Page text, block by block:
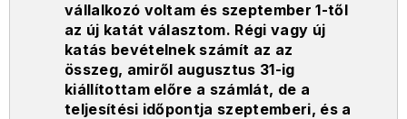
vállalkozó voltam és szeptember 1-től
az új katát választom. Régi vagy új
katás bevételnek számít az az
összeg, amiről augusztus 31-ig
kiállítottam előre a számlát, de a
teljesítési időpontja szeptemberi, és a